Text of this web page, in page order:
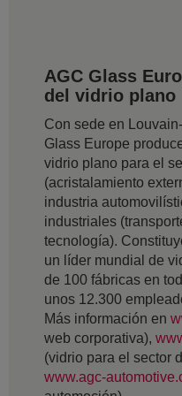
AGC Glass
del vidrio plano
Con sede en
Glass Europe
vidrio plano para el
(acristalamiento
industria
industriales
tecnología).
un líder mundial de
de 100 fábricas en
unos 12.300
Más información en
web corporativa),
(vidrio para el sector
www.agc-